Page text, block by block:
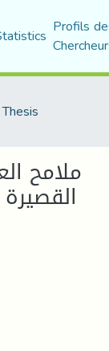
Profils
ملامح